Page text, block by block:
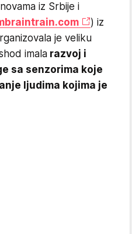
iz Srbije i
) iz
je veliku
imala razvoj i
sa senzorima koje
ljudima kojima je